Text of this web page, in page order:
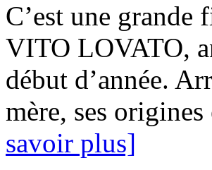
C’est une
VITO LOVATO,
début d’année.
mère, ses
savoir plus]